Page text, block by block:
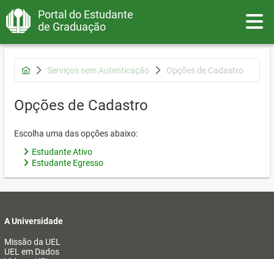
Portal do Estudante
de Graduação
Serviços sem Autenticação Opções de Cadastro
Opções de Cadastro
Escolha uma das opções abaixo:
Estudante Ativo
Estudante Egresso
A Universidade
Missão da UEL
UEL em Dados